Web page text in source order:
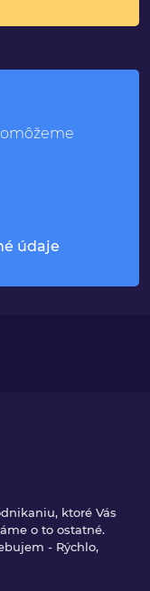
údaje
ktoré Vás
o to ostatné.
- Rýchlo,